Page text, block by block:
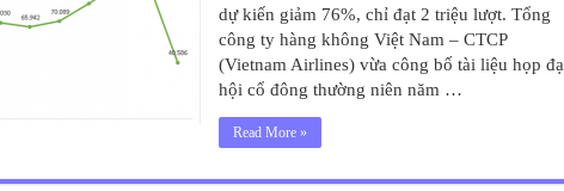
dự kiến giảm 76%, chỉ đạt 2 triệu lượt. Tổng
công ty hàng không Việt Nam – CTCP
(Vietnam Airlines) vừa công bố tài liệu họp
hội cổ đông thường niên năm …
Read More »